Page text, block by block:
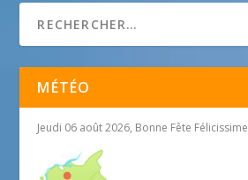
MÉTÉO
Jeudi 06 août 2026, Bonne Fête Félicissime